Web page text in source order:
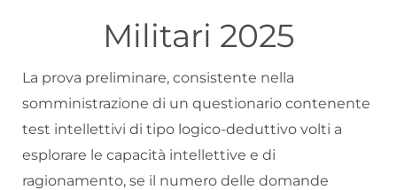
Militari 2025
La prova preliminare, consistente nella
somministrazione di un questionario contenente
test intellettivi di tipo logico-deduttivo volti a
esplorare le capacità intellettive e di
ragionamento, se il numero delle domande